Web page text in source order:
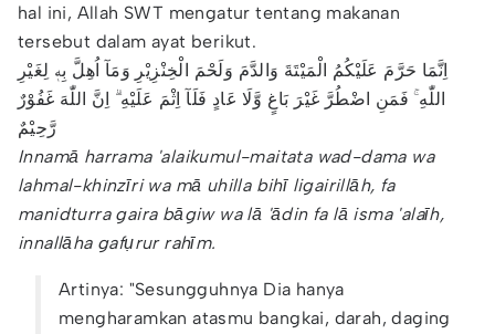
hal ini, Allah SWT mengatur tentang makanan
tersebut dalam ayat berikut.
اِنَّمَا حَرَّمَ عَلَيْكُمُ الْمَيْتَةَ وَالدَّمَ وَلَحْمَ الْخِنْزِيْرِ وَمَآ اُهِلَّ بِهٖ لِغَيْرِ
اللّٰهِ ۚ فَمَنِ اضْطُرَّ غَيْرَ بَاغٍ وَّلَا عَادٍ فَلَآ اِثْمَ عَلَيْهِ ۗ اِنَّ اللّٰهَ غَفُوْرٌ
رَّحِيْمٌ
Innamā harrama 'alaikumul-maitata wad-dama wa
lahmal-khinzīri wa mā uhilla bihī ligairillāh, fa
manidturra gaira bāgiw wa lā 'ādin fa lā isma 'alaīh,
innallāha gafụrur rahīm.
Artinya: "Sesungguhnya Dia hanya
mengharamkan atasmu bangkai, darah, daging